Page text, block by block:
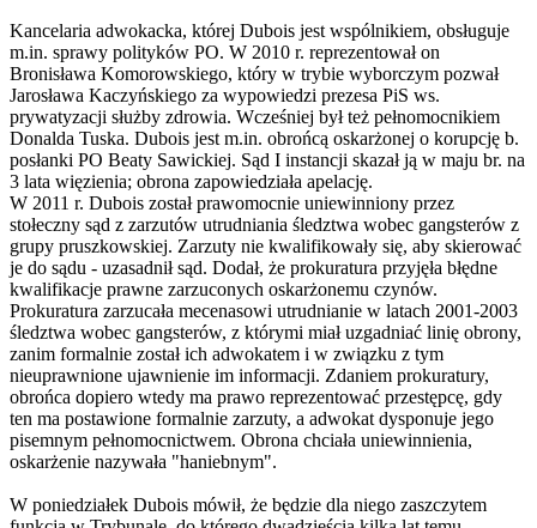
Kancelaria adwokacka, której Dubois jest wspólnikiem, obsługuje
m.in. sprawy polityków PO. W 2010 r. reprezentował on
Bronisława Komorowskiego, który w trybie wyborczym pozwał
Jarosława Kaczyńskiego za wypowiedzi prezesa PiS ws.
prywatyzacji służby zdrowia. Wcześniej był też pełnomocnikiem
Donalda Tuska. Dubois jest m.in. obrońcą oskarżonej o korupcję b.
posłanki PO Beaty Sawickiej. Sąd I instancji skazał ją w maju br. na
3 lata więzienia; obrona zapowiedziała apelację.
W 2011 r. Dubois został prawomocnie uniewinniony przez
stołeczny sąd z zarzutów utrudniania śledztwa wobec gangsterów z
grupy pruszkowskiej. Zarzuty nie kwalifikowały się, aby skierować
je do sądu - uzasadnił sąd. Dodał, że prokuratura przyjęła błędne
kwalifikacje prawne zarzuconych oskarżonemu czynów.
Prokuratura zarzucała mecenasowi utrudnianie w latach 2001-2003
śledztwa wobec gangsterów, z którymi miał uzgadniać linię obrony,
zanim formalnie został ich adwokatem i w związku z tym
nieuprawnione ujawnienie im informacji. Zdaniem prokuratury,
obrońca dopiero wtedy ma prawo reprezentować przestępcę, gdy
ten ma postawione formalnie zarzuty, a adwokat dysponuje jego
pisemnym pełnomocnictwem. Obrona chciała uniewinnienia,
oskarżenie nazywała "haniebnym".
W poniedziałek Dubois mówił, że będzie dla niego zaszczytem